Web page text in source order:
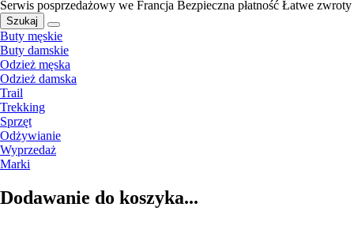
Serwis posprzedażowy we Francja Bezpieczna płatność Łatwe zwroty
Szukaj
Buty męskie
Buty damskie
Odzież męska
Odzież damska
Trail
Trekking
Sprzęt
Odżywianie
Wyprzedaż
Marki
Dodawanie do koszyka...